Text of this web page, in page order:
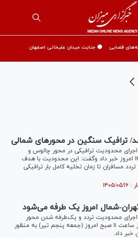
قضایی 🟡 جنایت میدان علیخانی اصفهان
ترافیک سنگین در محورهای شمالی
اجرای محدودیت ترافیکی در محور چالوس و
آزادراه تهران–شمال از ساعت ۱۴ امروز خبر داد وگفت: این محدودیت با هدف
مسافران تا زمان تخلیه کامل بار ترافیکی
شمال امروز یک طرفه می‌شود
اجرای محدودیت تردد و یک‌طرفه شدن محور
چالوس و آزادراه تهران-شمال از ساعت ۱۱ صبح امروز (جمعه پنجم تیر) به منظور
خبر داد.